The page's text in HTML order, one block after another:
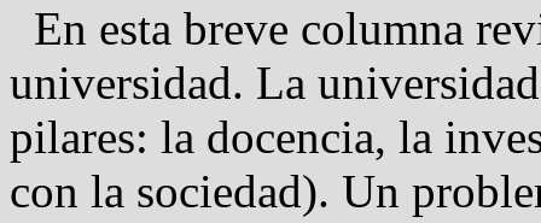
En esta breve columna
universidad. La
pilares: la docencia, la
con la sociedad). Un